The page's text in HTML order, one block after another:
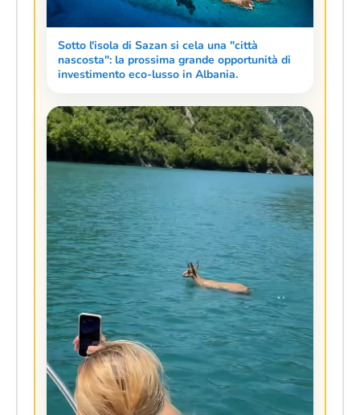
Sotto l'isola di Sazan si cela una "città
nascosta": la prossima grande opportunità di
investimento eco-lusso in Albania.